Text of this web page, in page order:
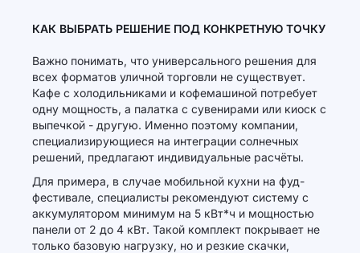
КАК ВЫБРАТЬ РЕШЕНИЕ ПОД КОНКРЕТНУЮ ТОЧКУ
Важно понимать, что универсального решения для
всех форматов уличной торговли не существует.
Кафе с холодильниками и кофемашиной потребует
одну мощность, а палатка с сувенирами или киоск с
выпечкой - другую. Именно поэтому компании,
специализирующиеся на интеграции солнечных
решений, предлагают индивидуальные расчёты.
Для примера, в случае мобильной кухни на фуд-
фестивале, специалисты рекомендуют систему с
аккумулятором минимум на 5 кВт*ч и мощностью
панели от 2 до 4 кВт. Такой комплект покрывает не
только базовую нагрузку, но и резкие скачки,